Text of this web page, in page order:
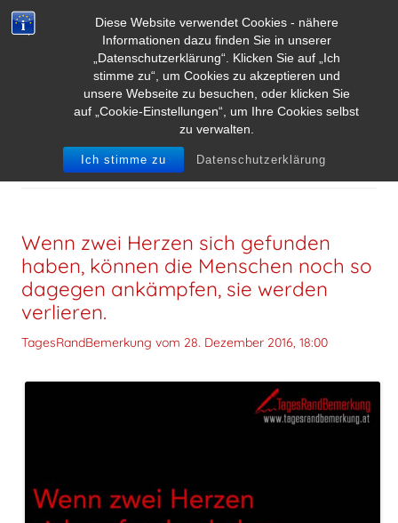
Diese Website verwendet Cookies - nähere
Informationen dazu finden Sie in unserer
„Datenschutzerklärung“. Klicken Sie auf „Ich
stimme zu“, um Cookies zu akzeptieren und
unsere Webseite zu besuchen, oder klicken Sie
auf „Cookie-Einstellungen“, um Ihre Cookies selbst
zu verwalten.
Ich stimme zu Datenschutzerklärung
SCHLAGWORT-ARCHIVE:TILLA DURIEUX
Wenn zwei Herzen sich gefunden
haben, können die Menschen noch so
dagegen ankämpfen, sie werden
verlieren.
TagesRandBemerkung vom 28. Dezember 2016, 18:00